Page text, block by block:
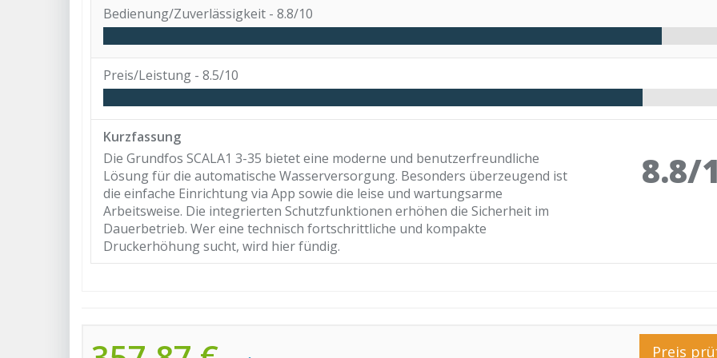
Bedienung/Zuverlässigkeit - 8.8/10
Preis/Leistung - 8.5/10
Kurzfassung
Die Grundfos SCALA1 3-35 bietet eine moderne und benutzerfreundliche
Lösung für die automatische Wasserversorgung. Besonders überzeugend ist
die einfache Einrichtung via App sowie die leise und wartungsarme
Arbeitsweise. Die integrierten Schutzfunktionen erhöhen die Sicherheit im
Dauerbetrieb. Wer eine technisch fortschrittliche und kompakte
Druckerhöhung sucht, wird hier fündig.
8.8/
Preis